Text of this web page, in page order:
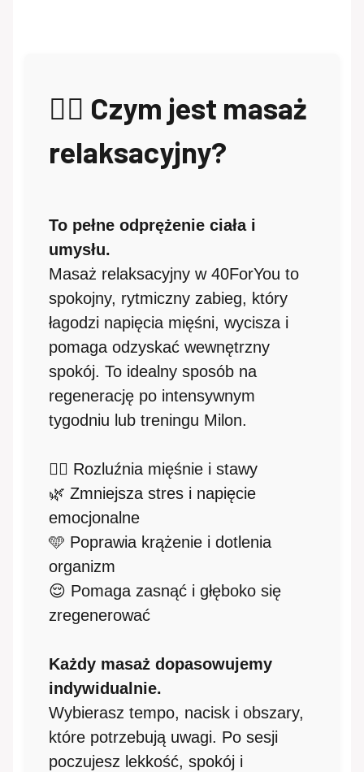
💆‍♀️ Czym jest masaż
relaksacyjny?
To pełne odprężenie ciała i
umysłu.
Masaż relaksacyjny w 40ForYou to
spokojny, rytmiczny zabieg, który
łagodzi napięcia mięśni, wycisza i
pomaga odzyskać wewnętrzny
spokój. To idealny sposób na
regenerację po intensywnym
tygodniu lub treningu Milon.
💆‍♀️ Rozluźnia mięśnie i stawy
🌿 Zmniejsza stres i napięcie
emocjonalne
🩵 Poprawia krążenie i dotlenia
organizm
😌 Pomaga zasnąć i głęboko się
zregenerować
Każdy masaż dopasowujemy
indywidualnie.
Wybierasz tempo, nacisk i obszary,
które potrzebują uwagi. Po sesji
poczujesz lekkość, spokój i